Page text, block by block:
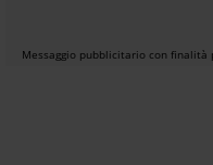
Messaggio pubblicitario con finalità